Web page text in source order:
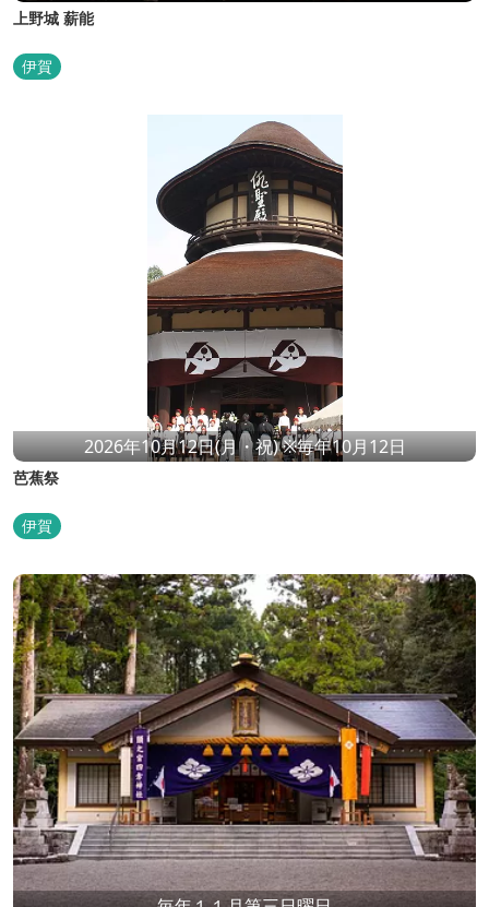
上野城 薪能
伊賀
2026年10月12日(月・祝) ※毎年10月12日
芭蕉祭
伊賀